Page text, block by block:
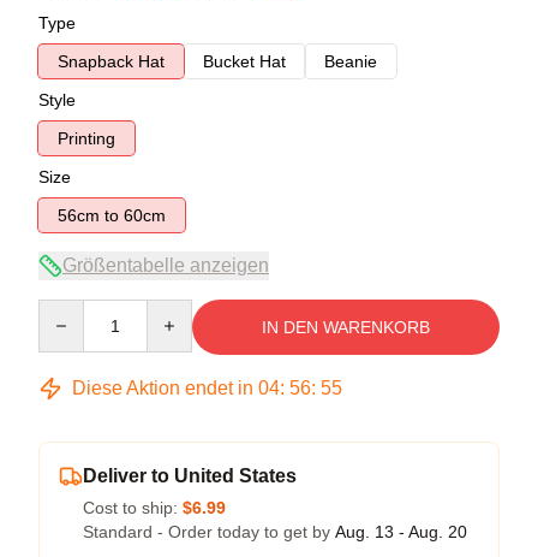
Type
Snapback Hat
Bucket Hat
Beanie
Style
Printing
Size
56cm to 60cm
Größentabelle anzeigen
IN DEN WARENKORB
Diese Aktion endet in 04: 56: 54
Deliver to United States
Cost to ship: $6.99
Standard - Order today to get by Aug. 13 - Aug. 20